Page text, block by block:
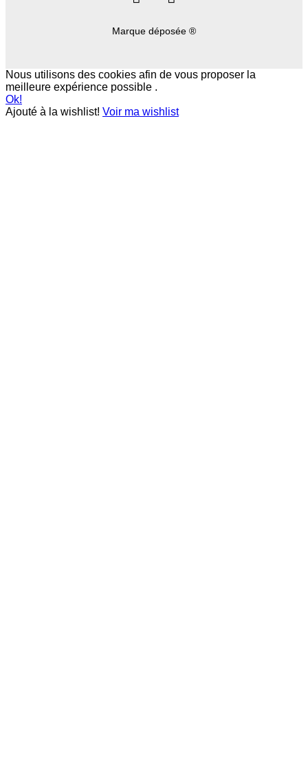
Marque déposée ®
Nous utilisons des cookies afin de vous proposer la
meilleure expérience possible .
Ok!
Ajouté à la wishlist! Voir ma wishlist